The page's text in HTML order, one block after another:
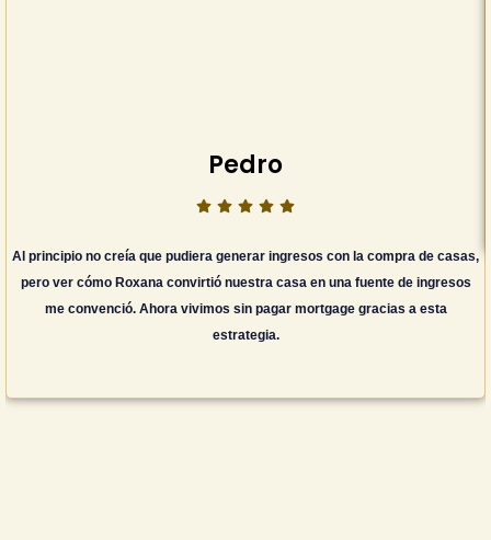
Pedro
Al principio no creía que pudiera generar ingresos con la compra de casas,
pero ver cómo Roxana convirtió nuestra casa en una fuente de ingresos
me convenció. Ahora vivimos sin pagar mortgage gracias a esta
estrategia.